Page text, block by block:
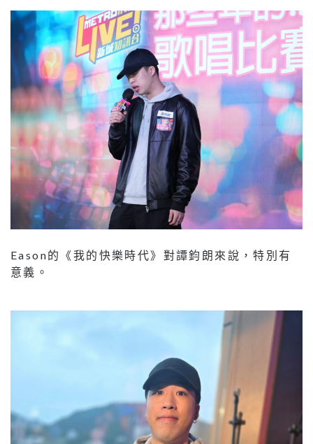
Eason的《我的快樂時代》對譚鈞朗來說，特別有
意義。